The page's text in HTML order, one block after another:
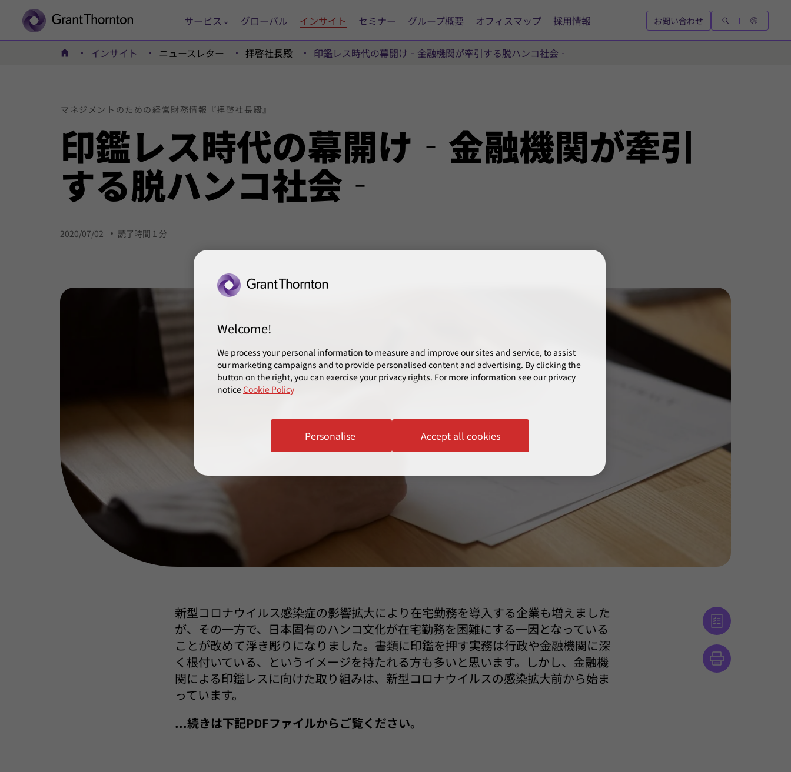
サービス グローバル インサイト セミナー グループ概要 オフィスマップ 採用情報 お問い合わせ
ホーム インサイト ニュースレター 拝啓社長殿 印鑑レス時代の幕開け‐金融機関が牽引する脱ハンコ社会‐
印鑑レス時代の幕開け‐ 金融機関が牽引
する脱ハンコ社会‐
マネジメントのための経営財務情報 『拝啓社長殿』
2020/07/02 読了時間 1 分
新型コロナウイルス感染症の影響拡大により在宅勤務を導入する企業も増えました
が、その一方で、日本固有のハンコ文化が在宅勤務を困難にする一因となっている
ことが改めて浮き彫りになりました。書類に印鑑を押す実務は行政や金融機関に深
く根付いている、というイメージを持たれる方も多いと思います。しかし、金融機
関による印鑑レスに向けた取り組みは、新型コロナウイルスの感染拡大前から始ま
っています。
...続きは下記PDFファイルからご覧ください。
Welcome!
We process your personal information to measure and improve our sites and service, to assist
our marketing campaigns and to provide personalised content and advertising. By clicking the
button on the right, you can exercise your privacy rights. For more information see our privacy
noticeCookie Policy
Accept all cookies
Personalise